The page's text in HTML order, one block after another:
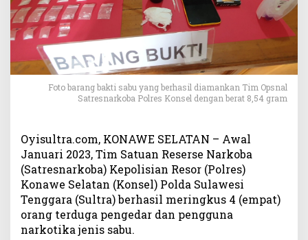
o
n
s
e
e
r
h
a
s
i
Foto barang bakti sabu yang berhasil diamankan Tim Opsnal
Satresnarkoba Polres Konsel dengan berat 8,54 gram
Oyisultra.com, KONAWE SELATAN – Awal
Januari 2023, Tim Satuan Reserse Narkoba
(Satresnarkoba) Kepolisian Resor (Polres)
Konawe Selatan (Konsel) Polda Sulawesi
Tenggara (Sultra) berhasil meringkus 4 (empat)
orang terduga pengedar dan pengguna
narkotika jenis sabu.